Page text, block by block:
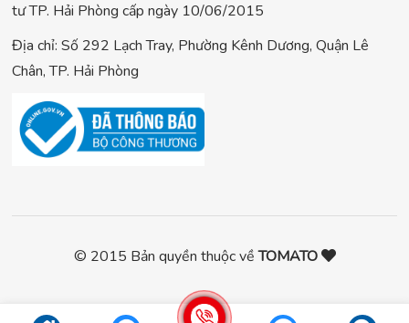
tư TP. Hải Phòng cấp ngày 10/06/2015
Địa chỉ: Số 292 Lạch Tray, Phường Kênh Dương, Quận Lê
Chân, TP. Hải Phòng
© 2015 Bản quyền thuộc vềTOMATO